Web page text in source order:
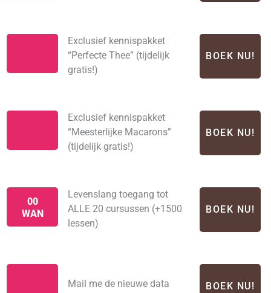
Exclusief kennispakket
“Perfecte Thee” (tijdelijk
gratis!)
BOEK NU!
Exclusief kennispakket
“Meesterlijke Macarons”
(tijdelijk gratis!)
BOEK NU!
00
WAN
Levenslang toegang tot
ALLE 20 cursussen (+1500
lessen)
BOEK NU!
Mail me de nieuwe data BOEK NU!